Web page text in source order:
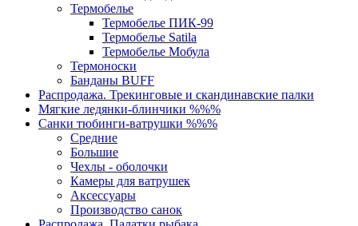
Термобелье
Термобелье ПИК-99
Термобелье Satila
Термобелье Мобула
Термоноски
Банданы BUFF
Распродажа. Трекинговые и скандинавские палки
Мягкие ледянки-блинчики %%%
Санки тюбинги-ватрушки %%%
Средние
Большие
Чехлы - оболочки
Камеры для ватрушек
Аксессуары
Производство санок